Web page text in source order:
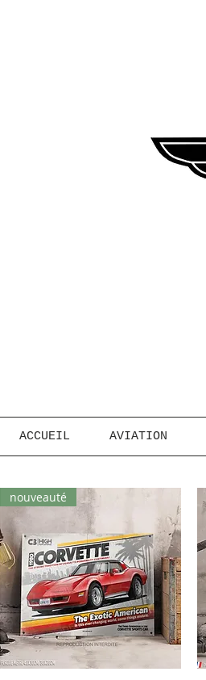
ACCUEIL AVIATION
nouveauté